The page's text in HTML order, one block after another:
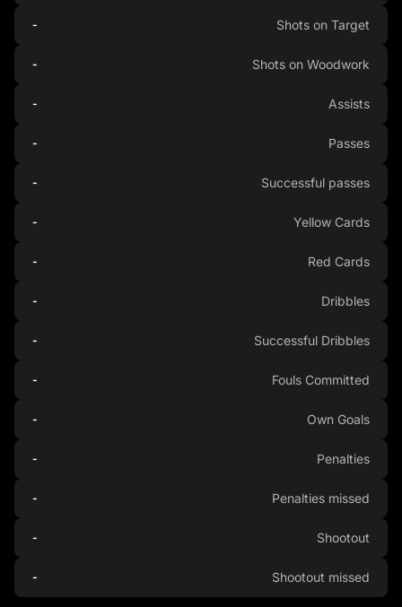
Shots on Target
-
Shots on Woodwork
-
Assists
-
Passes
-
Successful passes
-
Yellow Cards
-
Red Cards
-
Dribbles
-
Successful Dribbles
-
Fouls Committed
-
Own Goals
-
Penalties
-
Penalties missed
-
Shootout
-
Shootout missed
-